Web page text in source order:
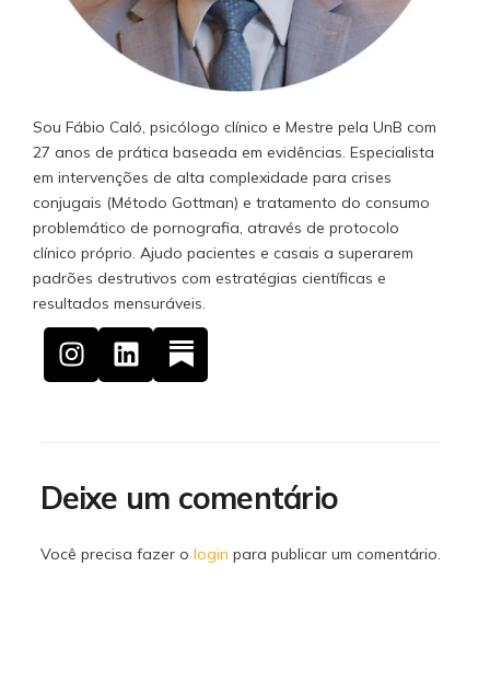
Sou Fábio Caló, psicólogo clínico e Mestre pela UnB com
27 anos de prática baseada em evidências. Especialista
em intervenções de alta complexidade para crises
conjugais (Método Gottman) e tratamento do consumo
problemático de pornografia, através de protocolo
clínico próprio. Ajudo pacientes e casais a superarem
padrões destrutivos com estratégias científicas e
resultados mensuráveis.
Deixe um comentário
Você precisa fazer o login para publicar um comentário.